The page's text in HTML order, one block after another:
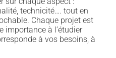
technicité…. tout en
Chaque projet est
importance à l’étudier
à vos besoins, à